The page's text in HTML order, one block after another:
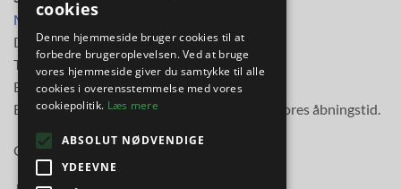
Mileparken 30
DK-2730 Herlev
Telefon38 11 48 11
E-mail:info@sagatrim.dk
E-mail besvares normalt inden for 3 timer i vores åbningstid.
Cvr-nr: 89613817
cookies
Denne hjemmeside bruger cookies til at
forbedre brugeroplevelsen. Ved at bruge
vores hjemmeside giver du samtykke til alle
cookies i overensstemmelse med vores
cookiepolitik. Læs mere
ABSOLUT NØDVENDIGE
YDEEVNE